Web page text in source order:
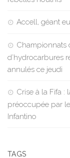
Accell, géant
Championnats
d’hydrocarbures
annulés ce jeudi
Crise à la Fifa :
préoccupée par
Infantino
TAGS